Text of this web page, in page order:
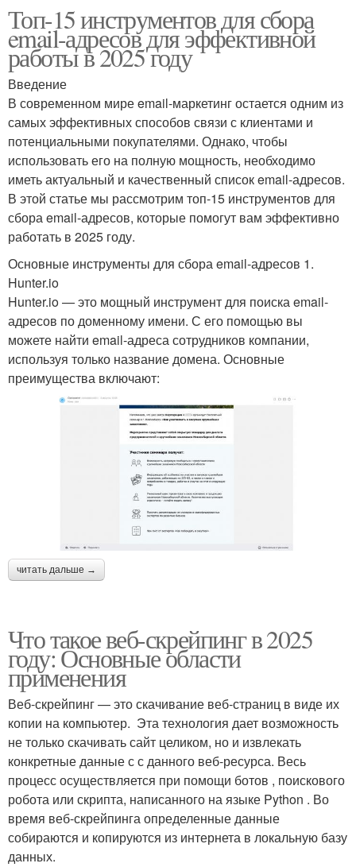
Топ-15 инструментов для сбора
email-адресов для эффективной
работы в 2025 году
Введение
В современном мире email-маркетинг остается одним из
самых эффективных способов связи с клиентами и
потенциальными покупателями. Однако, чтобы
использовать его на полную мощность, необходимо
иметь актуальный и качественный список email-адресов.
В этой статье мы рассмотрим топ-15 инструментов для
сбора email-адресов, которые помогут вам эффективно
работать в 2025 году.
Основные инструменты для сбора email-адресов 1.
Hunter.io
Hunter.io — это мощный инструмент для поиска email-
адресов по доменному имени. С его помощью вы
можете найти email-адреса сотрудников компании,
используя только название домена. Основные
преимущества включают:
читать дальше →
Что такое веб-скрейпинг в 2025
году: Основные области
применения
Веб-скрейпинг — это скачивание веб-страниц в виде их
копии на компьютер. Эта технология дает возможность
не только скачивать сайт целиком, но и извлекать
конкретные данные с с данного веб-ресурса. Весь
процесс осуществляется при помощи ботов , поискового
робота или скрипта, написанного на языке Python . Во
время веб-скрейпинга определенные данные
собираются и копируются из интернета в локальную базу
данных.